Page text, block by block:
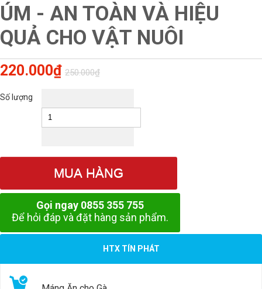
ÚM - AN TOÀN VÀ HIỆU
QUẢ CHO VẬT NUÔI
220.000₫ 250.000₫
Số lượng
MUA HÀNG
Gọi ngay 0855 355 755
Để hỏi đáp và đặt hàng sản phẩm.
HTX TÍN PHÁT